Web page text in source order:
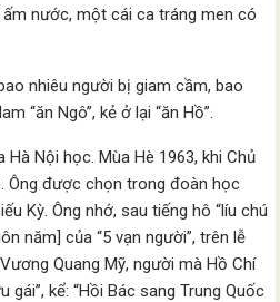
nước, một cái ca tráng men có
nhiêu người bị giam cầm, bao
“ăn Ngô”, kẻ ở lại “ăn Hồ”.
Nội học. Mùa Hè 1963, khi Chủ
Ông được chọn trong đoàn học
Kỳ. Ông nhớ, sau tiếng hô “líu chú
năm] của “5 vạn người”, trên lễ
Quang Mỹ, người mà Hồ Chí
gái”, kể: “Hồi Bác sang Trung Quốc